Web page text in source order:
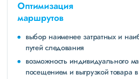
Оптимизация
маршрутов
выбор наименее затратных и
путей следования
возможность индивидуального
посещением и выгрузкой товара